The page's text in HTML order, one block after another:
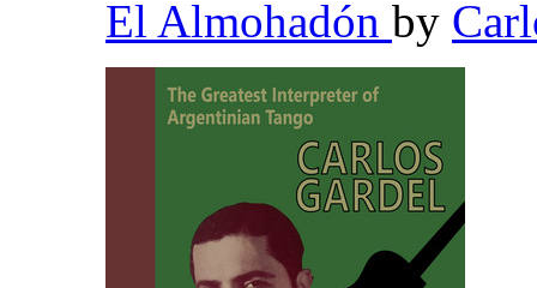
El Almohadón by